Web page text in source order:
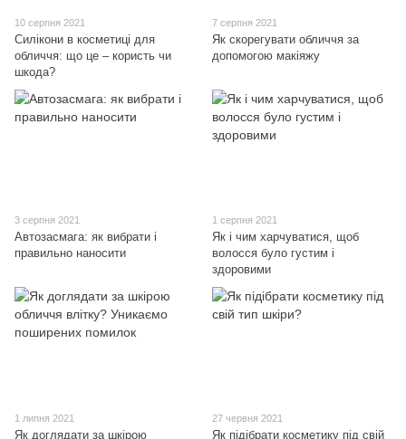
10 серпня 2021
Силікони в косметиці для
обличчя: що це – користь чи
шкода?
7 серпня 2021
Як скорегувати обличчя за
допомогою макіяжу
3 серпня 2021
Автозасмага: як вибрати і
правильно наносити
1 серпня 2021
Як і чим харчуватися, щоб
волосся було густим і
здоровими
1 липня 2021
Як доглядати за шкірою
27 червня 2021
Як підібрати косметику під свій